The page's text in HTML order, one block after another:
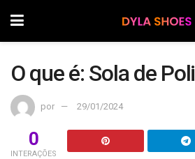
O que é: Sola de
por 29/01/2024
0
INTERAÇÕES